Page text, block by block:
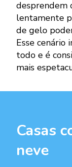
desprendem
lentamente
de gelo
Esse
todo e é
mais
Casas
neve